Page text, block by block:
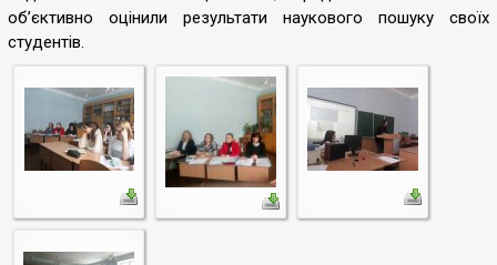
об’єктивно оцінили результати наукового пошуку своїх
студентів.